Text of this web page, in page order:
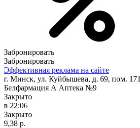
Забронировать
Забронировать
Эффективная реклама на сайте
г. Минск, ул. Куйбышева, д. 69, пом. 171
Белфармация А Аптека №9
Закрыто
в 22:06
Закрыто
9,38 р.